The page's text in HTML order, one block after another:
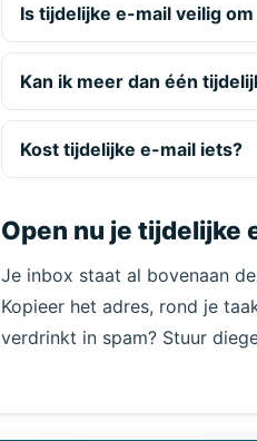
Is tijdelijke e-mail veilig
Kan ik meer dan één
Kost tijdelijke e-mail iets?
Open nu je tijdelijke
Je inbox staat al bovenaan
Kopieer het adres, rond je
verdrinkt in spam? Stuur